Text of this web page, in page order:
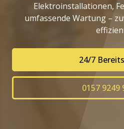
Elektroinstallationen,
umfassende Wartung –
24/7
0157 9249